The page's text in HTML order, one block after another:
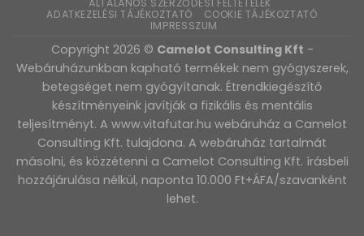
ADATKEZELÉSI TÁJÉKOZTATÓ
COOKIE TÁJÉKOZTATÓ
IMPRESSZUM
Copyright 2026 © Camelot Consulting Kft -
Webáruházunkban kapható termékek nem gyógyszerek,
betegséget nem gyógyítanak. Étrendkiegészítő
készítményeink javítják a fizikális és mentális
teljesítményt. A www.vitafutar.hu webáruház a Camelot
Consulting Kft. tulajdona. A webáruház tartalmát
másolni, és közzétenni a Camelot Consulting Kft. írásbeli
hozzájárulása nélkül, naponta 10.000 Ft+ÁFA/szavanként
lehet.